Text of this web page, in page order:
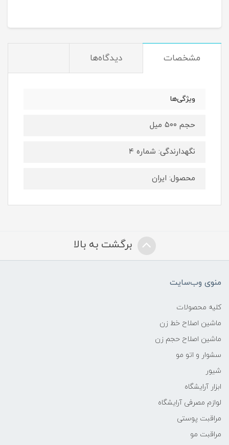
مشخصات دیدگاه‌ها
ویژگی‌ها
حجم ۵۰۰ میل
نگهدارندگی: شماره ۴
محصول: ایران
برگشت به بالا
منوی وب‌سایت
کلیه محصولات
ماشین اصلاح خط زن
ماشین اصلاح حجم زن
سشوار و اتو مو
شیور
ابزار آرایشگاه
لوازم مصرفی آرایشگاه
مراقبت پوستی
مراقبت مو